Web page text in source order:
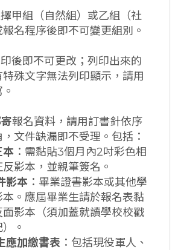
甲組（自然組）或乙組（社
名程序後即不可變更組別。
後即不可更改；列印出來的
殊文字無法列印顯示，請用
報名資料，請用訂書針依序
文件缺漏即不受理。包括：
本 ：需黏貼3個月內2吋彩色相
影本，並親筆簽名。
影本 ：畢業證書影本或其他學
。應屆畢業生請於報名表黏
影本（須加蓋就讀學校校戳
。
應加繳書表 ：包括現役軍人、